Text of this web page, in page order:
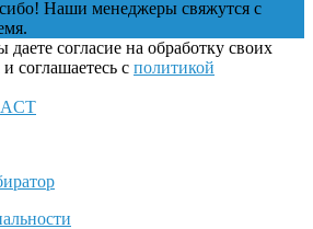
Наши менеджеры свяжутся с
согласие на обработку своих
соглашаетесь с политикой